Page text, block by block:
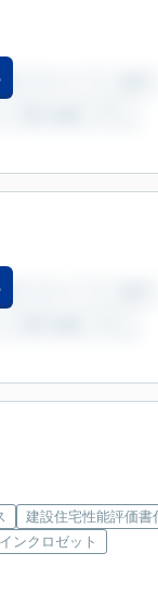
建設住宅性能評価書
ンクロゼット